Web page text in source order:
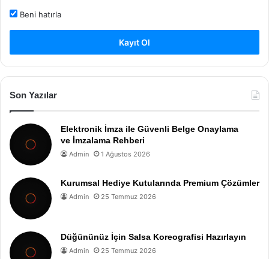
Beni hatırla
Kayıt Ol
Son Yazılar
Elektronik İmza ile Güvenli Belge Onaylama
ve İmzalama Rehberi
Admin 1 Ağustos 2026
Kurumsal Hediye Kutularında Premium Çözümler
Admin 25 Temmuz 2026
Düğününüz İçin Salsa Koreografisi Hazırlayın
Admin 25 Temmuz 2026